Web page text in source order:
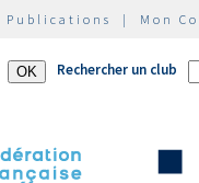
Publications | Mon
Rechercher un club